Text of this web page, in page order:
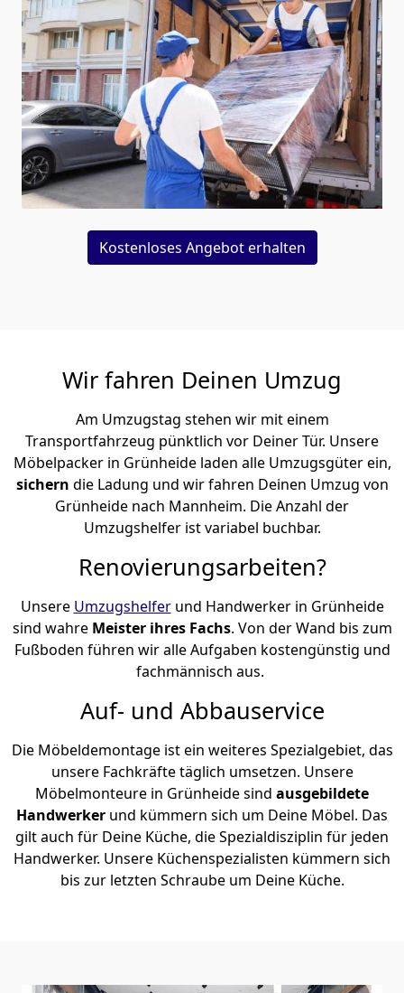
Kostenloses Angebot erhalten
Wir fahren Deinen Umzug
Am Umzugstag stehen wir mit einem
Transportfahrzeug pünktlich vor Deiner Tür. Unsere
Möbelpacker in Grünheide laden alle Umzugsgüter ein,
sichern die Ladung und wir fahren Deinen Umzug von
Grünheide nach Mannheim. Die Anzahl der
Umzugshelfer ist variabel buchbar.
Renovierungsarbeiten?
Unsere Umzugshelferund Handwerker in Grünheide
sind wahre Meister ihres Fachs. Von der Wand bis zum
Fußboden führen wir alle Aufgaben kostengünstig und
fachmännisch aus.
Auf- und Abbauservice
Die Möbeldemontage ist ein weiteres Spezialgebiet, das
unsere Fachkräfte täglich umsetzen. Unsere
Möbelmonteure in Grünheide sind ausgebildete
Handwerker und kümmern sich um Deine Möbel. Das
gilt auch für Deine Küche, die Spezialdisziplin für jeden
Handwerker. Unsere Küchenspezialisten kümmern sich
bis zur letzten Schraube um Deine Küche.